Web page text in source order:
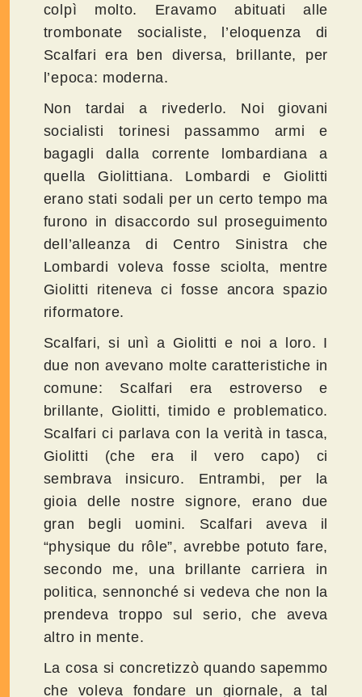
colpì molto. Eravamo abituati alle
trombonate socialiste, l’eloquenza di
Scalfari era ben diversa, brillante, per
l’epoca: moderna.
Non tardai a rivederlo. Noi giovani
socialisti torinesi passammo armi e
bagagli dalla corrente lombardiana a
quella Giolittiana. Lombardi e Giolitti
erano stati sodali per un certo tempo ma
furono in disaccordo sul proseguimento
dell’alleanza di Centro Sinistra che
Lombardi voleva fosse sciolta, mentre
Giolitti riteneva ci fosse ancora spazio
riformatore.
Scalfari, si unì a Giolitti e noi a loro. I
due non avevano molte caratteristiche in
comune: Scalfari era estroverso e
brillante, Giolitti, timido e problematico.
Scalfari ci parlava con la verità in tasca,
Giolitti (che era il vero capo) ci
sembrava insicuro. Entrambi, per la
gioia delle nostre signore, erano due
gran begli uomini. Scalfari aveva il
“physique du rôle”, avrebbe potuto fare,
secondo me, una brillante carriera in
politica, sennonché si vedeva che non la
prendeva troppo sul serio, che aveva
altro in mente.
La cosa si concretizzò quando sapemmo
che voleva fondare un giornale, a tal